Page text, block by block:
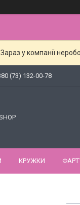
Зараз у компанії
(73) 132-00-78
КРУЖКИ